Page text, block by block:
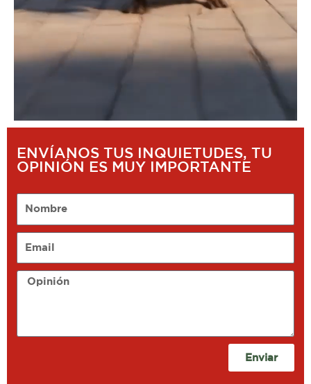
ENVÍANOS TUS INQUIETUDES, TU
OPINIÓN ES MUY IMPORTANTE
Opinión
Enviar